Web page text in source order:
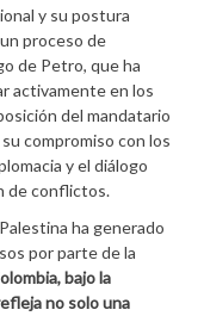
y su postura
proceso de
de Petro, que ha
activamente en los
del mandatario
compromiso con los
y el diálogo
de conflictos.
ha generado
por parte de la
bajo la
no solo una